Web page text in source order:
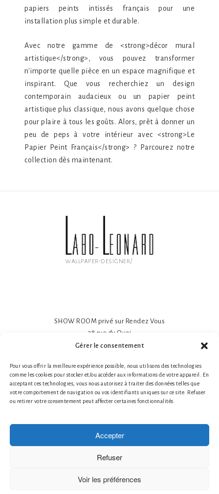
Gérer le consentement
Pour vous offrir la meilleure expérience possible, nous utilisons des technologies
comme les cookies pour stocker et/ou accéder aux informations de votre appareil. En
acceptant ces technologies, vous nous autorisez à traiter des données telles que
votre comportement de navigation ou vos identifiants uniques sur ce site. Refuser
ou retirer votre consentement peut affecter certaines fonctionnalités.
Accepter
Refuser
Voir les préférences
papiers peints intissés français pour une
installation plus simple et durable.
Avec notre gamme de <strong>décor mural
artistique</strong>, vous pouvez transformer
n'importe quelle pièce en un espace magnifique et
inspirant. Que vous recherchiez un design
contemporain audacieux ou un papier peint
artistique plus classique, nous avons quelque chose
pour plaire à tous les goûts. Alors, prêt à donner un
peu de peps à votre intérieur avec <strong>Le
Papier Peint Français</strong> ? Parcourez notre
collection dès maintenant.
wallpaper-designer/
SHOW ROOM privé sur Rendez Vous
38 rue du Quai
81600 GAILLAC
Impression sur-mesure
Made in France- Made in Tarn
Tél. 1 : +33 (0)6 78 66 87 25 Nathalie Guillot
Tél. 2 : +33 (0)6 87 49 60 20 Bruno Defontaine
Mentions légales|© 2026 LABO-LEONARD
Créateur de papier peint
Création de Fresques Murales Artistiques
Décor Mural Artistique
Décoration Murale Personnalisée